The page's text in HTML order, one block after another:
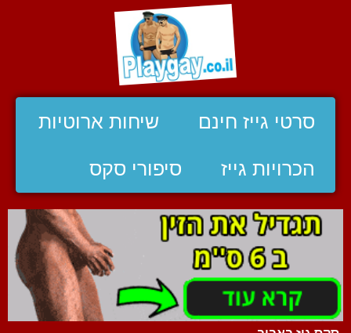
סרטי גייז חינם שיחות ארוטיות
הכרויות גייז סיפורי סקס